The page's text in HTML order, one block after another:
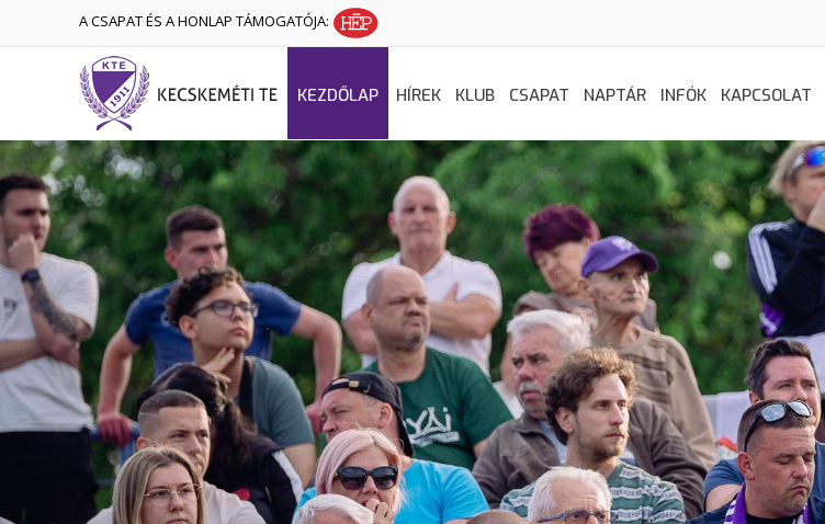
A CSAPAT ÉS A HONLAP TÁMOGATÓJA:
KEZDŐLAP HÍREK KLUB CSAPAT NAPTÁR INFÓK KAPCSOLAT